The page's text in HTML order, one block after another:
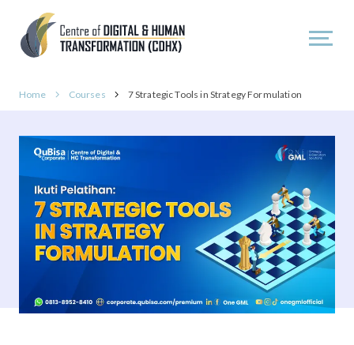
Home Courses 7 Strategic Tools in Strategy Formulation